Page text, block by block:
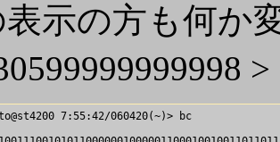
表示の方も何か
7:55:42/060420(~)> bc